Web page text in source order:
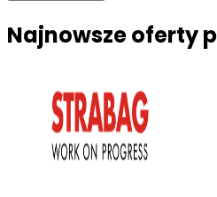
Najnowsze oferty